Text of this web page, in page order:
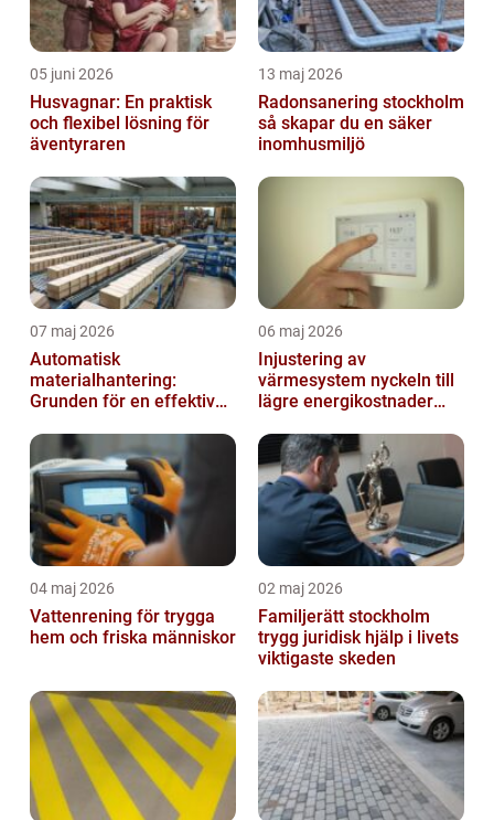
05 juni 2026
Husvagnar: En praktisk
och flexibel lösning för
äventyraren
13 maj 2026
Radonsanering stockholm
så skapar du en säker
inomhusmiljö
07 maj 2026
Automatisk
materialhantering:
Grunden för en effektiv
06 maj 2026
Injustering av
värmesystem nyckeln till
lägre energikostnader
inomhusklimat
04 maj 2026
Vattenrening för trygga
hem och friska människor
02 maj 2026
Familjerätt stockholm
trygg juridisk hjälp i livets
viktigaste skeden